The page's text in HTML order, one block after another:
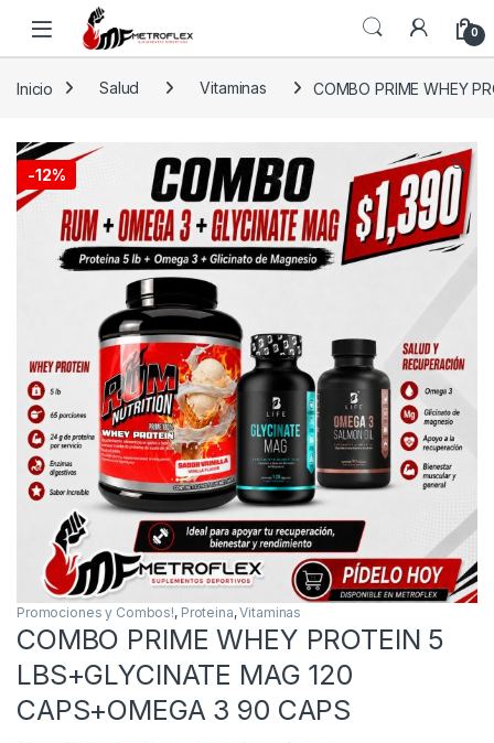
Saltar a la navegación
Saltar al contenido
0
Inicio Salud Vitaminas COMBO PRIME WHEY
-12% 🔍
Promociones y Combos!, Proteina,Vitaminas
COMBO PRIME WHEY PROTEIN 5
LBS+GLYCINATE MAG 120
CAPS+OMEGA 3 90 CAPS